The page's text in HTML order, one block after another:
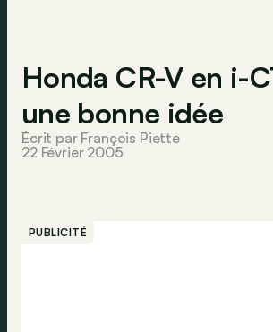
Honda CR-V en i-
une bonne idée
Écrit par François Piette
22 Février 2005
PUBLICITÉ